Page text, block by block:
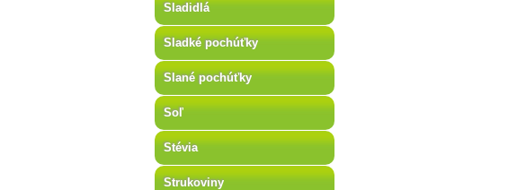
Sladidlá
Sladké pochúťky
Slané pochúťky
Soľ
Stévia
Strukoviny